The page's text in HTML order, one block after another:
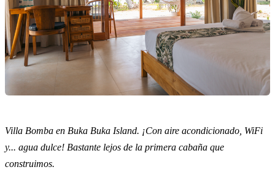
Villa Bomba en Buka Buka Island. ¡Con aire acondicionado, WiFi
y... agua dulce! Bastante lejos de la primera cabaña que
construimos.